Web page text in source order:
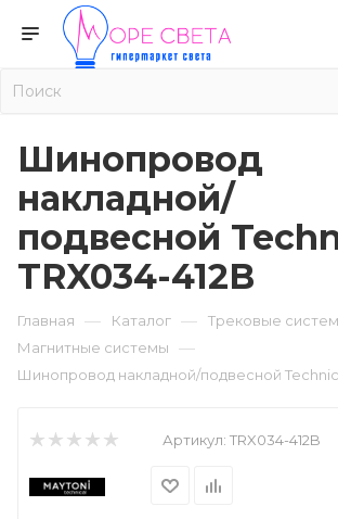
Шинопровод
накладной/
подвесной
TRX034-412B
Главная — Каталог — Трековые
Магнитные системы —
Шинопровод накладной/подвесной
Артикул: TRX034-412B